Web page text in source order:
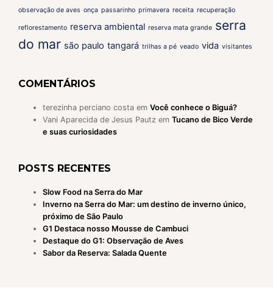
observação de aves onça passarinho primavera receita recuperação
reflorestamento reserva ambiental reserva mata grande serra
do mar são paulo tangará trilhas a pé veado vida visitantes
COMENTÁRIOS
terezinha perciano costa em Você conhece o Biguá?
Vani Aparecida de Jesus Pautz em Tucano de Bico Verde
e suas curiosidades
POSTS RECENTES
Slow Food na Serra do Mar
Inverno na Serra do Mar: um destino de inverno único,
próximo de São Paulo
G1 Destaca nosso Mousse de Cambuci
Destaque do G1: Observação de Aves
Sabor da Reserva: Salada Quente